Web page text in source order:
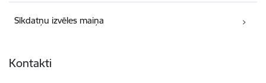
Sīkdatņu izvēles maiņa
Kontakti